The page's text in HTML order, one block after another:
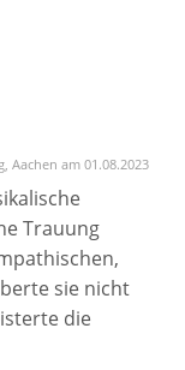
hat Kerstin
dankbar,
immer sehr
und unsere
nicht nur eine
und
trocken
Aachen am 01.08.2023
Trauung
sie nicht
die
Gesang.